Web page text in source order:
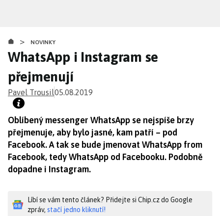
obsahu
> NOVINKY
WhatsApp i Instagram se
přejmenují
Pavel Trousil05.08.2019
Oblíbený messenger WhatsApp se nejspíše brzy
přejmenuje, aby bylo jasné, kam patří – pod
Facebook. A tak se bude jmenovat WhatsApp from
Facebook, tedy WhatsApp od Facebooku. Podobně
dopadne i Instagram.
Líbí se vám tento článek? Přidejte si Chip.cz do Google
zpráv, stačí jedno kliknutí!